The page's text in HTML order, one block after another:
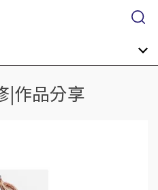
|作品分享